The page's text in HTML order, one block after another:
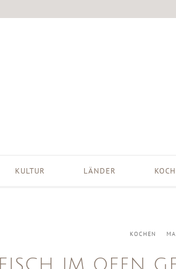
KULTUR LÄNDER
KOCHEN